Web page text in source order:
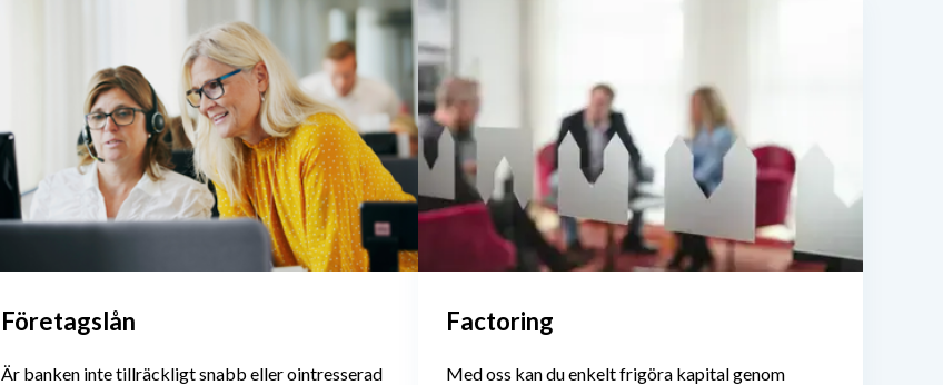
Företagslån
Är banken inte tillräckligt snabb eller ointresserad
Factoring
Med oss kan du enkelt frigöra kapital genom